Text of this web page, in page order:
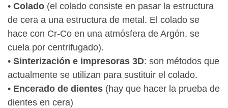
• Colado (el colado consiste en pasar la estructura
de cera a una estructura de metal. El colado se
hace con Cr-Co en una atmósfera de Argón, se
cuela por centrifugado).
• Sinterización e impresoras 3D: son métodos que
actualmente se utilizan para sustituir el colado.
• Encerado de dientes (hay que hacer la prueba de
dientes en cera)